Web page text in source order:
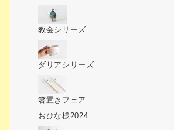
教会シリーズ
ダリアシリーズ
箸置きフェア
おひな様2024